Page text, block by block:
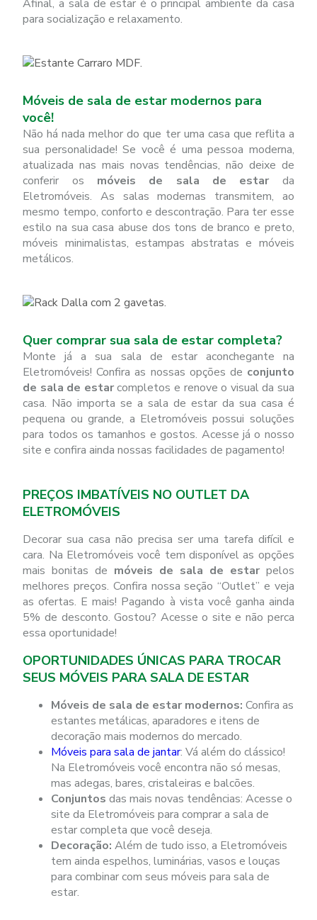
Afinal, a sala de estar é o principal ambiente da casa
para socialização e relaxamento.
Móveis de sala de estar modernos para
você!
Não há nada melhor do que ter uma casa que reflita a
sua personalidade! Se você é uma pessoa moderna,
atualizada nas mais novas tendências, não deixe de
conferir os móveis de sala de estar da
Eletromóveis. As salas modernas transmitem, ao
mesmo tempo, conforto e descontração. Para ter esse
estilo na sua casa abuse dos tons de branco e preto,
móveis minimalistas, estampas abstratas e móveis
metálicos.
Quer comprar sua sala de estar completa?
Monte já a sua sala de estar aconchegante na
Eletromóveis! Confira as nossas opções de conjunto
de sala de estarcompletos e renove o visual da sua
casa. Não importa se a sala de estar da sua casa é
pequena ou grande, a Eletromóveis possui soluções
para todos os tamanhos e gostos. Acesse já o nosso
site e confira ainda nossas facilidades de pagamento!
PREÇOS IMBATÍVEIS NO OUTLET DA
ELETROMÓVEIS
Decorar sua casa não precisa ser uma tarefa difícil e
cara. Na Eletromóveis você tem disponível as opções
mais bonitas de móveis de sala de estarpelos
melhores preços. Confira nossa seção “Outlet” e veja
as ofertas. E mais! Pagando à vista você ganha ainda
5% de desconto. Gostou? Acesse o site e não perca
essa oportunidade!
OPORTUNIDADES ÚNICAS PARA TROCAR
SEUS MÓVEIS PARA SALA DE ESTAR
Móveis de sala de estar modernos: Confira as
estantes metálicas, aparadores e itens de
decoração mais modernos do mercado.
Móveis para sala de jantar: Vá além do clássico!
Na Eletromóveis você encontra não só mesas,
mas adegas, bares, cristaleiras e balcões.
Conjuntos das mais novas tendências: Acesse o
site da Eletromóveis para comprar a sala de
estar completa que você deseja.
Decoração: Além de tudo isso, a Eletromóveis
tem ainda espelhos, luminárias, vasos e louças
para combinar com seus móveis para sala de
estar.